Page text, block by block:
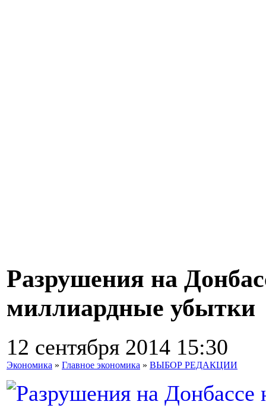
Разрушения на
миллиардные убытки
12 сентября 2014 15:30
Экономика » Главное экономика » ВЫБОР РЕДАКЦИИ